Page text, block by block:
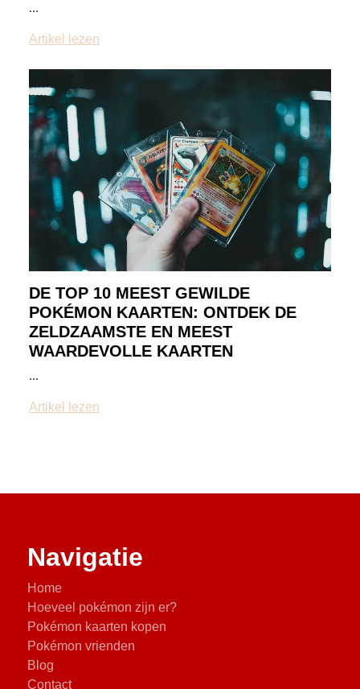
...
Artikel lezen
DE TOP 10 MEEST GEWILDE
POKÉMON KAARTEN: ONTDEK DE
ZELDZAAMSTE EN MEEST
WAARDEVOLLE KAARTEN
...
Artikel lezen
Navigatie
Home
Hoeveel pokémon zijn er?
Pokémon kaarten kopen
Pokémon vrienden
Blog
Contact